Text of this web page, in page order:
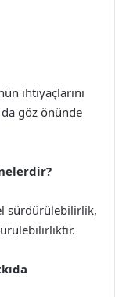
ihtiyaçlarını
da göz önünde
sürdürülebilirlik,